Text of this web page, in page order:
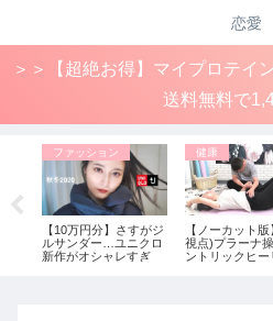
恋愛
＞＞【超絶お得】マイプロテイ
送料無料で
ファッション
【10万円分】さすがジ
ルサンダー…ユニクロ
新作がオシャレすぎ
健康
【ノーカット
視点)プラーナ
ントリックヒー